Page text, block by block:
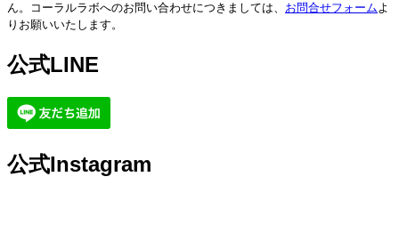
ん。コーラルラボへのお問い合わせにつきましては、 お問合せフォームよ
りお願いいたします。
公式LINE
公式Instagram